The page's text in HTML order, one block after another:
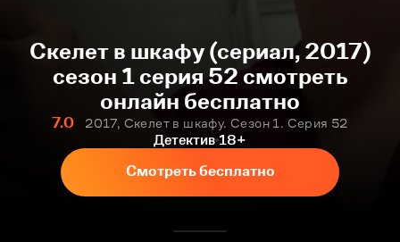
Скелет в шкафу (сериал, 2017)
сезон 1 серия 52 смотреть
онлайн бесплатно
7.0
2017, Скелет в шкафу. Сезон 1. Серия 52
Детектив 18+
Смотреть бесплатно